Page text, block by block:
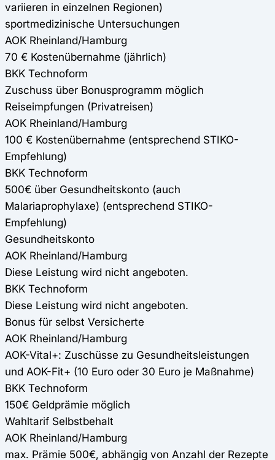
variieren in einzelnen Regionen)
sportmedizinische Untersuchungen
AOK Rheinland/Hamburg
70 € Kostenübernahme (jährlich)
BKK Technoform
Zuschuss über Bonusprogramm möglich
Reiseimpfungen (Privatreisen)
AOK Rheinland/Hamburg
100 € Kostenübernahme (entsprechend STIKO-
Empfehlung)
BKK Technoform
500€ über Gesundheitskonto (auch
Malariaprophylaxe) (entsprechend STIKO-
Empfehlung)
Gesundheitskonto
AOK Rheinland/Hamburg
Diese Leistung wird nicht angeboten.
BKK Technoform
Diese Leistung wird nicht angeboten.
Bonus für selbst Versicherte
AOK Rheinland/Hamburg
AOK-Vital+: Zuschüsse zu Gesundheitsleistungen
und AOK-Fit+ (10 Euro oder 30 Euro je Maßnahme)
BKK Technoform
150€ Geldprämie möglich
Wahltarif Selbstbehalt
AOK Rheinland/Hamburg
max. Prämie 500€, abhängig von Anzahl der Rezepte